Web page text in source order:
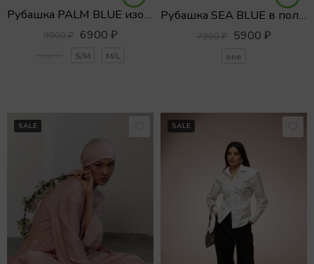
Рубашка PALM BLUE изо льна и вискозы
9900₽ 6900 ₽
S/M M/L
Рубашка SEA BLUE в полоску
7900₽ 5900 ₽
one
SALE SALE